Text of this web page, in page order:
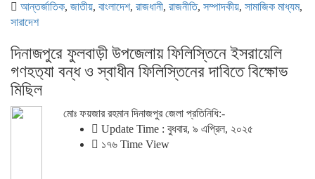
আন্তর্জাতিক, জাতীয়, বাংলাদেশ, রাজধানী, রাজনীতি, সম্পাদকীয়, সামাজিক মাধ্যম,
সারাদেশ
দিনাজপুরে ফুলবাড়ী উপজেলায় ফিলিস্তিনে ইসরায়েলি
গণহত‌্যা বন্ধ ও স্বাধীন ফিলিস্তিনের দাবিতে বিক্ষোভ
মিছিল
মোঃ ফয়জার রহমান দিনাজপুর জেলা প্রতিনিধি:-
Update Time : বুধবার, ৯ এপ্রিল, ২০২৫
১৭৬ Time View